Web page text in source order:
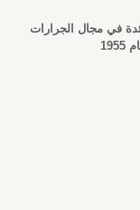
في مجال الجرارات